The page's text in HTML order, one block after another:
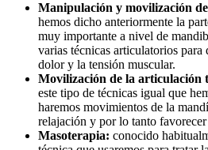
Manipulación y movilización
hemos dicho anteriormente la
muy importante a nivel de
varias técnicas articulatorios
dolor y la tensión muscular.
Movilización de la articulación
este tipo de técnicas igual que
haremos movimientos de la
relajación y por lo tanto
Masoterapia: conocido